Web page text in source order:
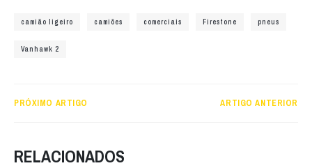
camião ligeiro camiões comerciais Firestone pneus
Vanhawk 2
PRÓXIMO ARTIGO ARTIGO ANTERIOR
RELACIONADOS